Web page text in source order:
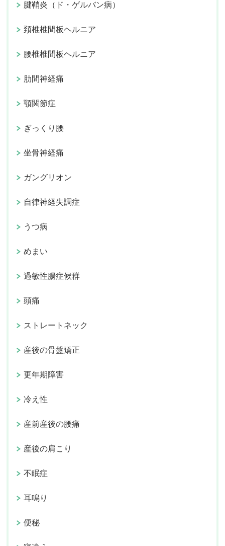
腱鞘炎（ド・ゲルバン病）
頚椎椎間板ヘルニア
腰椎椎間板ヘルニア
肋間神経痛
顎関節症
ぎっくり腰
坐骨神経痛
ガングリオン
自律神経失調症
うつ病
めまい
過敏性腸症候群
頭痛
ストレートネック
産後の骨盤矯正
更年期障害
冷え性
産前産後の腰痛
産後の肩こり
不眠症
耳鳴り
便秘